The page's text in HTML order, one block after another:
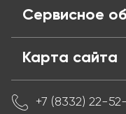
Сервисное
Карта сайта
+7 (8332) 22-